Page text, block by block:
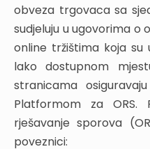
obveza trgovaca sa
sudjeluju u ugovorima o
online tržištima koja su
lako dostupnom
stranicama
Platformom za ORS.
rješavanje sporova
poveznici: